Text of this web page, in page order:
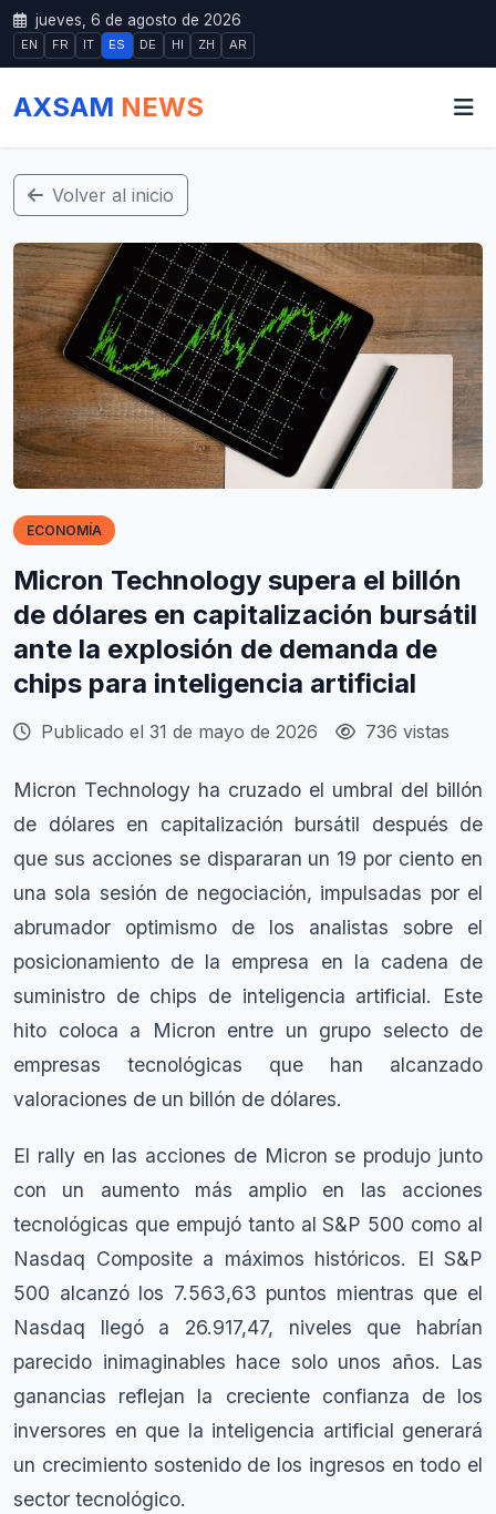
jueves, 6 de agosto de 2026
EN FR IT ES DE HI ZH AR
AXSAM NEWS
Volver al inicio
ECONOMÍA
Micron Technology supera el billón
de dólares en capitalización bursátil
ante la explosión de demanda de
chips para inteligencia artificial
Publicado el 31 de mayo de 2026 736 vistas
Micron Technology ha cruzado el umbral del billón
de dólares en capitalización bursátil después de
que sus acciones se dispararan un 19 por ciento en
una sola sesión de negociación, impulsadas por el
abrumador optimismo de los analistas sobre el
posicionamiento de la empresa en la cadena de
suministro de chips de inteligencia artificial. Este
hito coloca a Micron entre un grupo selecto de
empresas tecnológicas que han alcanzado
valoraciones de un billón de dólares.
El rally en las acciones de Micron se produjo junto
con un aumento más amplio en las acciones
tecnológicas que empujó tanto al S&P 500 como al
Nasdaq Composite a máximos históricos. El S&P
500 alcanzó los 7.563,63 puntos mientras que el
Nasdaq llegó a 26.917,47, niveles que habrían
parecido inimaginables hace solo unos años. Las
ganancias reflejan la creciente confianza de los
inversores en que la inteligencia artificial generará
un crecimiento sostenido de los ingresos en todo el
sector tecnológico.